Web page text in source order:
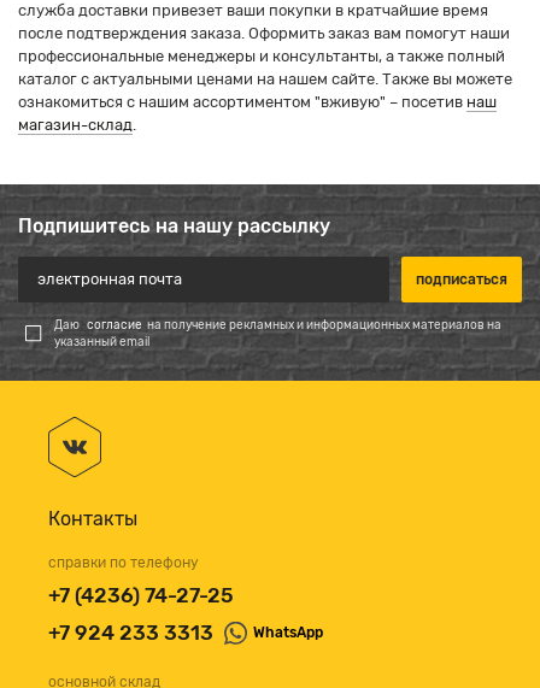
служба доставки привезет ваши покупки в кратчайшие время
после подтверждения заказа. Оформить заказ вам помогут наши
профессиональные менеджеры и консультанты, а также полный
каталог с актуальными ценами на нашем сайте. Также вы можете
ознакомиться с нашим ассортиментом "вживую" – посетив наш
магазин-склад.
Подпишитесь на нашу рассылку
Даю согласие на получение рекламных и информационных материалов на
указанный email
Контакты
справки по телефону
+7 (4236) 74-27-25
+7 924 233 3313
WhatsApp
основной склад